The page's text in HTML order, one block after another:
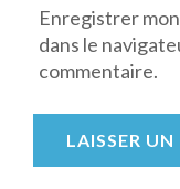
Enregistrer
dans le
commentaire.